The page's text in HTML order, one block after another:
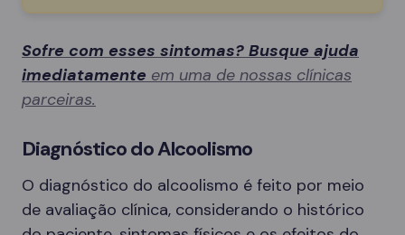
Sofre com esses sintomas? Busque ajuda
imediatamente em uma de nossas clínicas
parceiras.
Diagnóstico do Alcoolismo
O diagnóstico do alcoolismo é feito por meio
de avaliação clínica, considerando o histórico